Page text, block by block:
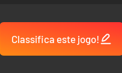
Classifica este jogo!